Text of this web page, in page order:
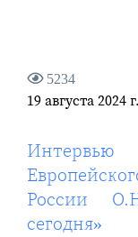
5234
19 августа 2024 г.
России
сегодня»